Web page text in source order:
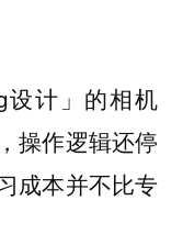
设计」的相机
操作逻辑还停
成本并不比专